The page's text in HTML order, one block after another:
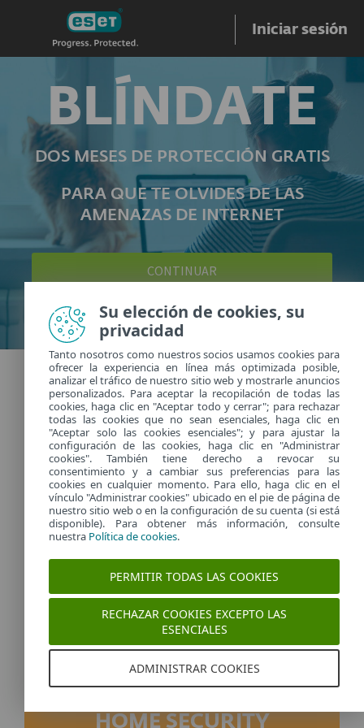
Iniciar sesión
BLÍNDATE
DOS MESES DE PROTECCIÓN GRATIS
PARA QUE TE OLVIDES DE LAS
AMENAZAS DE INTERNET
CONTINUAR
HOME SECURITY
ULTIMATE
COMPRAR
+ Información
MÁS POPULAR
HOME SECURITY
Su elección de cookies, su
privacidad
Tanto nosotros como nuestros socios usamos cookies para
ofrecer la experiencia en línea más optimizada posible,
analizar el tráfico de nuestro sitio web y mostrarle anuncios
personalizados. Para aceptar la recopilación de todas las
cookies, haga clic en "Aceptar todo y cerrar"; para rechazar
todas las cookies que no sean esenciales, haga clic en
"Aceptar solo las cookies esenciales"; y para ajustar la
configuración de las cookies, haga clic en "Administrar
cookies". También tiene derecho a revocar su
consentimiento y a cambiar sus preferencias para las
cookies en cualquier momento. Para ello, haga clic en el
vínculo "Administrar cookies" ubicado en el pie de página de
nuestro sitio web o en la configuración de su cuenta (si está
disponible). Para obtener más información, consulte
nuestra Política de cookies.
PERMITIR TODAS LAS COOKIES
RECHAZAR COOKIES EXCEPTO LAS
ESENCIALES
ADMINISTRAR COOKIES